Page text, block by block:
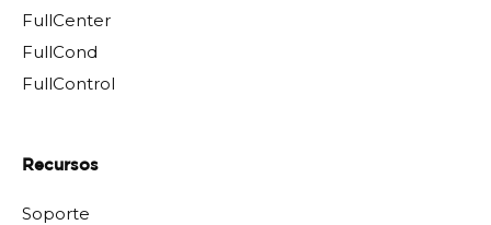
FullCenter
FullCond
FullControl
Recursos
Soporte